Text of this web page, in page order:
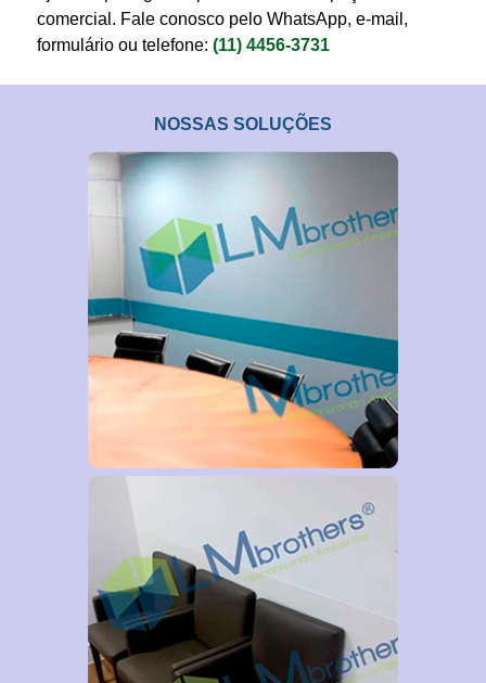
comercial. Fale conosco pelo WhatsApp, e-mail,
formulário ou telefone: (11) 4456-3731
NOSSAS SOLUÇÕES